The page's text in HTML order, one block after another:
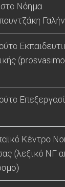
Νόημα
Κέντρο
(λεξικό ΝΓ